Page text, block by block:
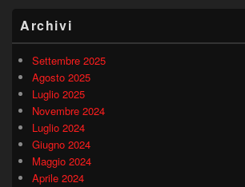
Archivi
Settembre 2025
Agosto 2025
Luglio 2025
Novembre 2024
Luglio 2024
Giugno 2024
Maggio 2024
Aprile 2024